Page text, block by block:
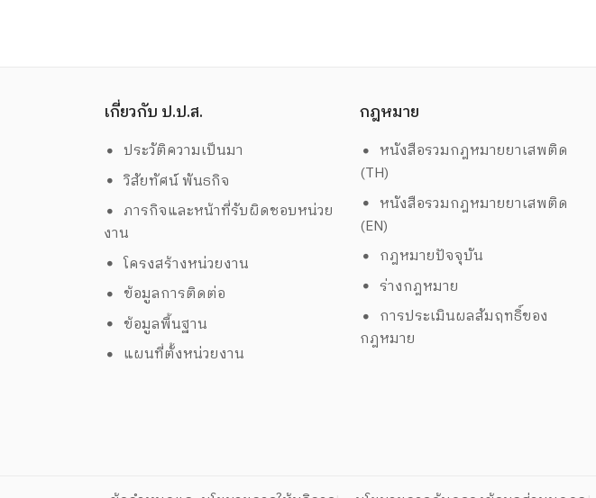
เกี่ยวกับ ป.ป.ส.
ประวัติความเป็นมา
วิสัยทัศน์ พันธกิจ
ภารกิจและหน้าที่รับผิดชอบหน่วย
งาน
โครงสร้างหน่วยงาน
ข้อมูลการติดต่อ
ข้อมูลพื้นฐาน
แผนที่ตั้งหน่วยงาน
กฎหมาย
หนังสือรวมกฎหมายยาเสพติด
(TH)
หนังสือรวมกฎหมายยาเสพติด
(EN)
กฎหมายปัจจุบัน
ร่างกฎหมาย
การประเมินผลสัมฤทธิ์ของ
กฎหมาย